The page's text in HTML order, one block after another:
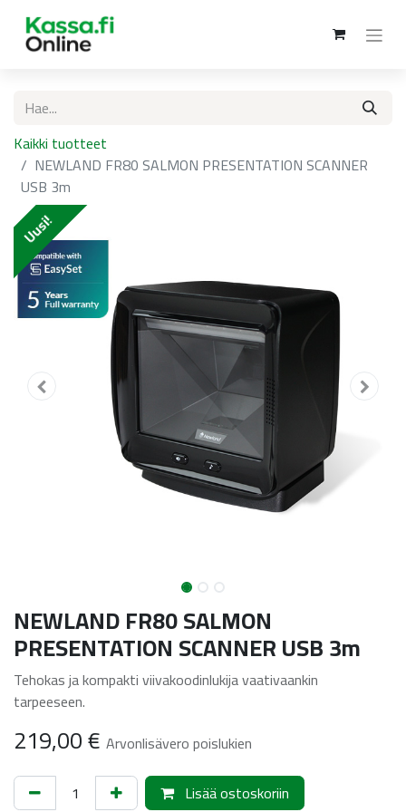
Kaikki tuotteet
NEWLAND FR80 SALMON PRESENTATION SCANNER
USB 3m
Uusi!
NEWLAND FR80 SALMON
PRESENTATION SCANNER USB 3m
Tehokas ja kompakti viivakoodinlukija vaativaankin
tarpeeseen.
219,00€ Arvonlisävero poislukien
Lisää ostoskoriin